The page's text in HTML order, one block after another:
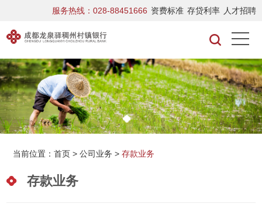
服务热线：028-88451666 资费标准 存贷利率 人才招聘
当前位置：首页 >公司业务 >存款业务
存款业务